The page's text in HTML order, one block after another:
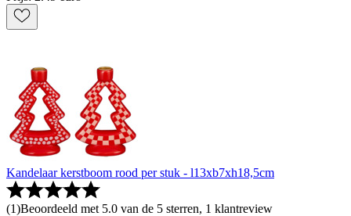
Kandelaar kerstboom rood per stuk - l13xb7xh18,5cm
(1)Beoordeeld met 5.0 van de 5 sterren, 1 klantreview